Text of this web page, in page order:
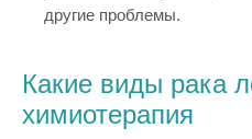
другие проблемы.
Какие виды рака
химиотерапия